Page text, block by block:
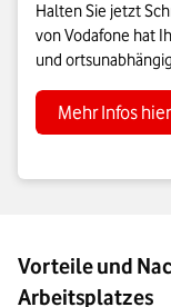
Halten Sie jetzt
von Vodafone hat
und
Mehr Infos hier
Vorteile und
Arbeitsplatzes